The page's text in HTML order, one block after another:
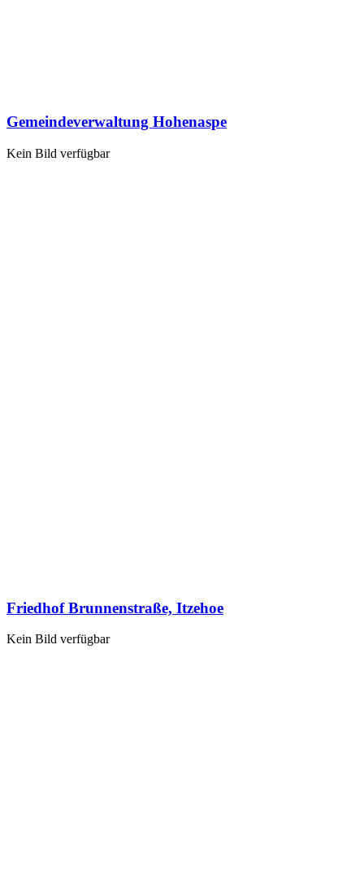
Gemeindeverwaltung Hohenaspe
Kein Bild verfügbar
Friedhof Brunnenstraße, Itzehoe
Kein Bild verfügbar